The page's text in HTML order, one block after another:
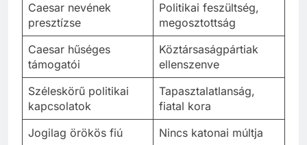
Caesar nevének
presztízse
Politikai feszültség,
megosztottság
Caesar hűséges
támogatói
Köztársaságpártiak
ellenszenve
Széleskörű politikai
kapcsolatok
Tapasztalatlanság,
fiatal kora
Jogilag örökös fiú
Nincs katonai múltja